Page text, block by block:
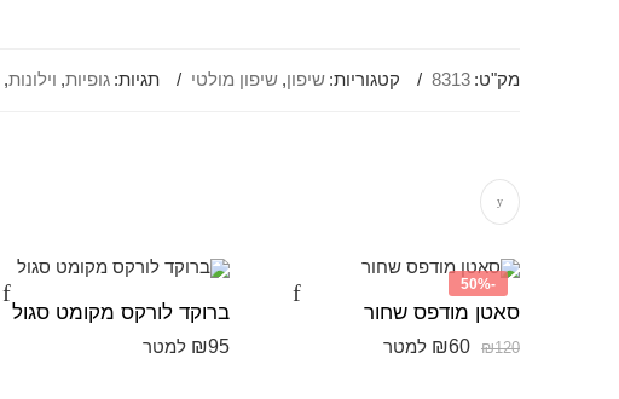
מק"ט: 8313 קטגוריות: שיפון, שיפון מולטי תגיות: גופיות, וילונות,
-50%
סאטן מודפס שחור
₪120
₪60 למטר
ברוקד לורקס מקומט סגול
₪95 למטר